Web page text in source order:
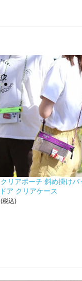
リアポーチ 斜め掛けバ
ア クリアケース
(税込)